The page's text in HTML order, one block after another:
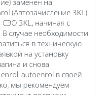
(Автозачисление 3KL)
3KL, начиная с
случае необходимости
в техническую
на установку
и снова
в своей
мы рекомендуем